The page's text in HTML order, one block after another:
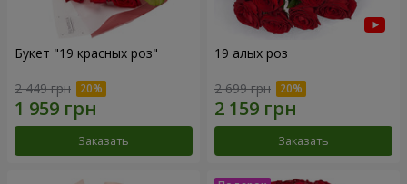
Букет "19 красных роз"
2 449 грн
Заказать
19 алых роз
2 699 грн
Заказать